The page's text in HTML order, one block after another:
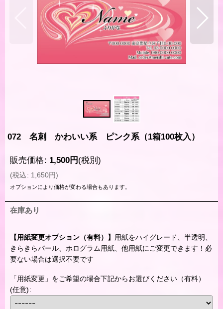
072 名刺 かわいい系 ピンク系（1箱100枚入）
販売価格: 1,500円 (税別)
(税込: 1,650円)
オプションにより価格が変わる場合もあります。
在庫あり
【用紙変更オプション（有料）】 用紙をハイグレード、半透明、
きらきらパール、ホログラム用紙、他用紙にご変更できます！必
要ない場合は選択不要です
「用紙変更」をご希望の場合下記からお選びください（有料）
(任意):